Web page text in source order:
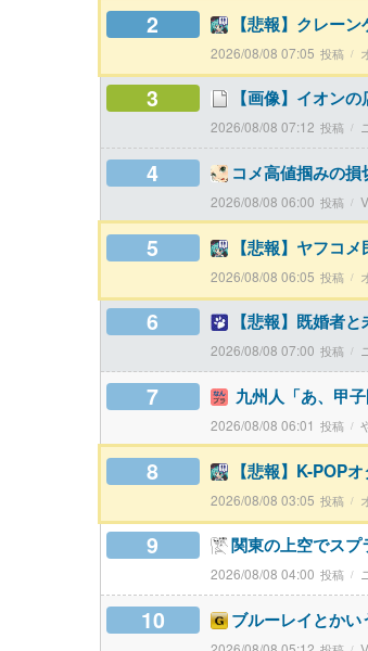
2 【悲報】クレー
2026/08/08 07:05
3 【画像】イオン
2026/08/08 07:12
4 コメ高値掴みの損
2026/08/08 06:00
5 【悲報】ヤフコ
2026/08/08 06:05
6 【悲報】既婚者
2026/08/08 07:00
7 九州人「あ、甲
2026/08/08 06:01
8 【悲報】K-POP
2026/08/08 03:05
9 関東の上空でス
2026/08/08 04:00
10 ブルーレイとか